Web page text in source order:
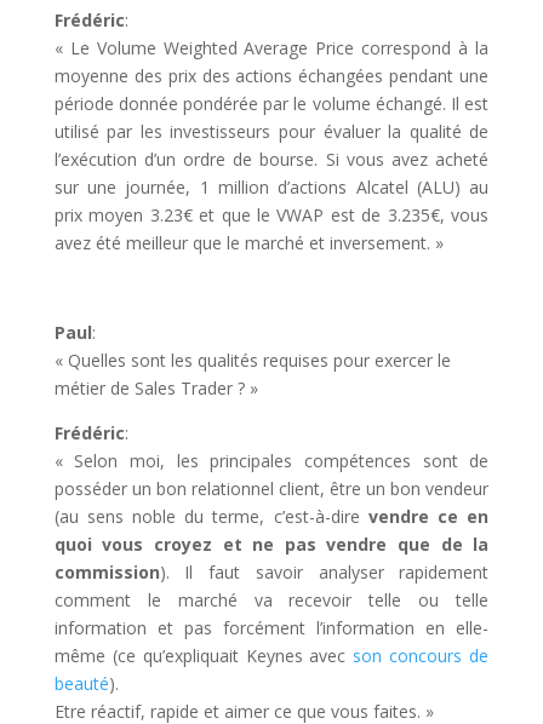
Frédéric:
« Le Volume Weighted Average Price correspond à la
moyenne des prix des actions échangées pendant une
période donnée pondérée par le volume échangé. Il est
utilisé par les investisseurs pour évaluer la qualité de
l’exécution d’un ordre de bourse. Si vous avez acheté
sur une journée, 1 million d’actions Alcatel (ALU) au
prix moyen 3.23€ et que le VWAP est de 3.235€, vous
avez été meilleur que le marché et inversement. »
Paul:
« Quelles sont les qualités requises pour exercer le
métier de Sales Trader ? »
Frédéric:
« Selon moi, les principales compétences sont de
posséder un bon relationnel client, être un bon vendeur
(au sens noble du terme, c’est-à-dire vendre ce en
quoi vous croyez et ne pas vendre que de la
commission). Il faut savoir analyser rapidement
comment le marché va recevoir telle ou telle
information et pas forcément l’information en elle-
même (ce qu’expliquait Keynes avec son concours de
beauté).
Etre réactif, rapide et aimer ce que vous faites. »